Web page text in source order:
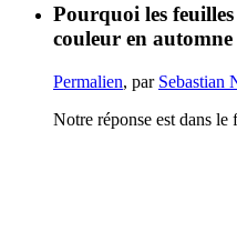
Pourquoi les
couleur en automne
Permalien, par Sebastian
Notre réponse est dans le